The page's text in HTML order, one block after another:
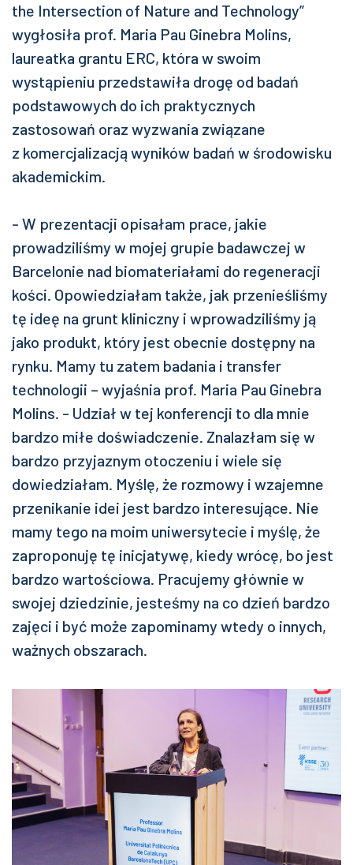
the Intersection of Nature and Technology”
wygłosiła prof. Maria Pau Ginebra Molins,
laureatka grantu ERC, która w swoim
wystąpieniu przedstawiła drogę od badań
podstawowych do ich praktycznych
zastosowań oraz wyzwania związane
z komercjalizacją wyników badań w środowisku
akademickim.
- W prezentacji opisałam prace, jakie
prowadziliśmy w mojej grupie badawczej w
Barcelonie nad biomateriałami do regeneracji
kości. Opowiedziałam także, jak przenieśliśmy
tę ideę na grunt kliniczny i wprowadziliśmy ją
jako produkt, który jest obecnie dostępny na
rynku. Mamy tu zatem badania i transfer
technologii – wyjaśnia prof. Maria Pau Ginebra
Molins. - Udział w tej konferencji to dla mnie
bardzo miłe doświadczenie. Znalazłam się w
bardzo przyjaznym otoczeniu i wiele się
dowiedziałam. Myślę, że rozmowy i wzajemne
przenikanie idei jest bardzo interesujące. Nie
mamy tego na moim uniwersytecie i myślę, że
zaproponuję tę inicjatywę, kiedy wrócę, bo jest
bardzo wartościowa. Pracujemy głównie w
swojej dziedzinie, jesteśmy na co dzień bardzo
zajęci i być może zapominamy wtedy o innych,
ważnych obszarach.